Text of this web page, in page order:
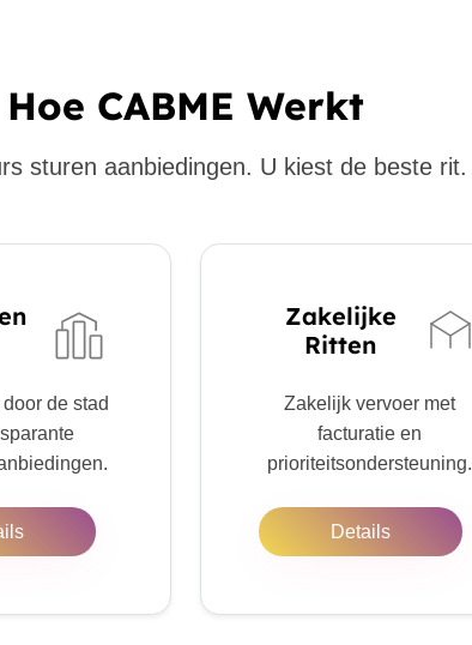
Hoe CABME Werkt
sturen aanbiedingen. U kiest de beste rit.
de stad
Zakelijke
Ritten
Zakelijk vervoer met
facturatie en
prioriteitsondersteuning.
Details